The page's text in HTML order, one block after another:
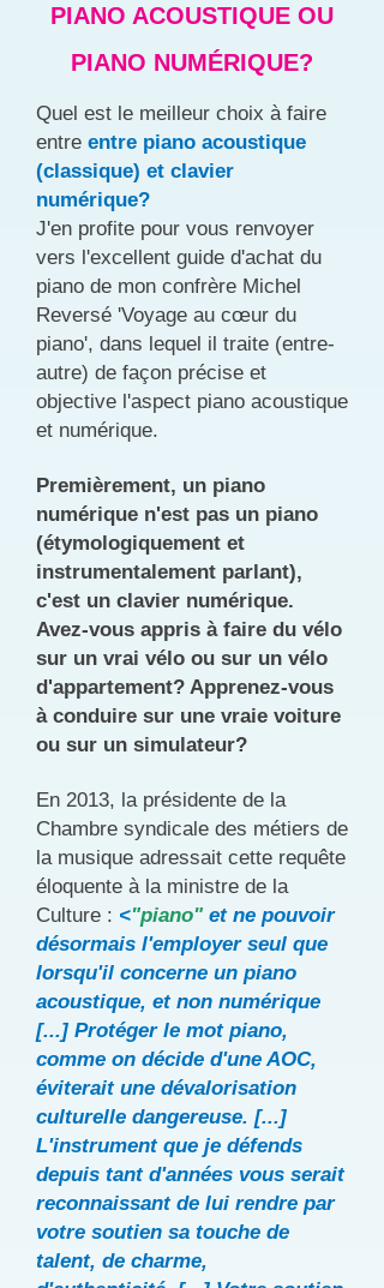
PIANO ACOUSTIQUE OU
PIANO NUMÉRIQUE?
Quel est le meilleur choix à faire
entre entre piano acoustique
(classique) et clavier
numérique?
J'en profite pour vous renvoyer
vers l'excellent guide d'achat du
piano de mon confrère Michel
Reversé 'Voyage au cœur du
piano', dans lequel il traite (entre-
autre) de façon précise et
objective l'aspect piano acoustique
et numérique.
Premièrement, un piano
numérique n'est pas un piano
(étymologiquement et
instrumentalement parlant),
c'est un clavier numérique.
Avez-vous appris à faire du vélo
sur un vrai vélo ou sur un vélo
d'appartement? Apprenez-vous
à conduire sur une vraie voiture
ou sur un simulateur?
En 2013, la présidente de la
Chambre syndicale des métiers de
la musique adressait cette requête
éloquente à la ministre de la
Culture : <"piano" et ne pouvoir
désormais l'employer seul que
lorsqu'il concerne un piano
acoustique, et non numérique
[...] Protéger le mot piano,
comme on décide d'une AOC,
éviterait une dévalorisation
culturelle dangereuse. [...]
L'instrument que je défends
depuis tant d'années vous serait
reconnaissant de lui rendre par
votre soutien sa touche de
talent, de charme,